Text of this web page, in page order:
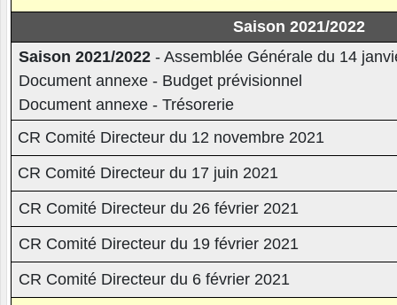
Saison 2021/2022
Saison 2021/2022 - Assemblée Générale du 14
Document annexe - Budget prévisionnel
Document annexe - Trésorerie
CR Comité Directeur du 12 novembre 2021
CR Comité Directeur du 17 juin 2021
CR Comité Directeur du 26 février 2021
CR Comité Directeur du 19 février 2021
CR Comité Directeur du 6 février 2021